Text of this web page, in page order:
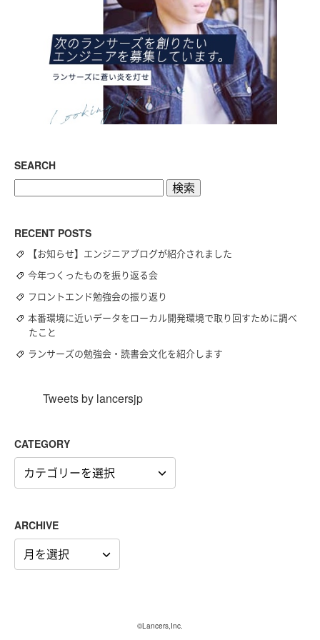
SEARCH
RECENT POSTS
【お知らせ】エンジニアブログが紹介されました
今年つくったものを振り返る会
フロントエンド勉強会の振り返り
本番環境に近いデータをローカル開発環境で取り回すために調べ
たこと
ランサーズの勉強会・読書会文化を紹介します
Tweets by lancersjp
CATEGORY
CATEGORY
ARCHIVE
ARCHIVE
©Lancers,Inc.